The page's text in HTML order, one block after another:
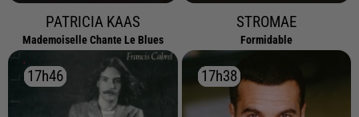
PATRICIA KAAS
Mademoiselle Chante Le Blues
STROMAE
Formidable
17h46
17h46 17h38
17h38